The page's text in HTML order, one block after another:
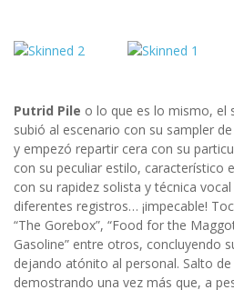
Putrid Pile o lo que es lo mismo, el
subió al escenario con su sampler
y empezó repartir cera con su
con su peculiar estilo, característico
con su rapidez solista y técnica
diferentes registros… ¡impecable!
“The Gorebox”, “Food for the
Gasoline” entre otros, concluyendo
dejando atónito al personal. Salto
demostrando una vez más que, a